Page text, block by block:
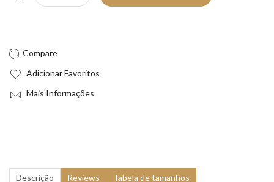
Adicionar Favoritos
Mais Informações
Descrição Reviews Tabela de tamanhos